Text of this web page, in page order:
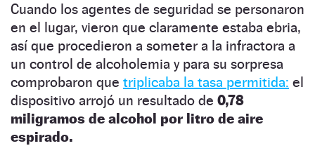
Cuando los agentes de seguridad se personaron
en el lugar, vieron que claramente estaba ebria,
así que procedieron a someter a la infractora a
un control de alcoholemia y para su sorpresa
comprobaron que triplicaba la tasa permitida: el
dispositivo arrojó un resultado de 0,78
miligramos de alcohol por litro de aire
espirado.